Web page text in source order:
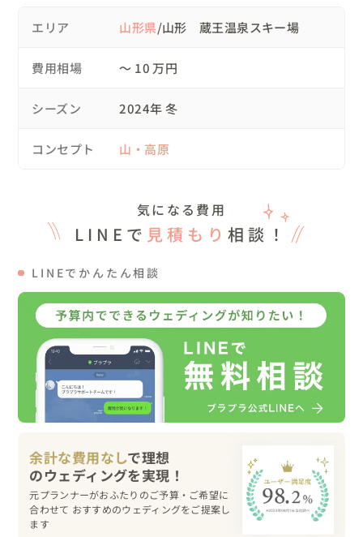
10:00　撮影開始　（ゲレンデ脇、霧氷の中、スノーボー
11:00　ロープウェイ山頂線にて山頂に移動
12:30　撮影終了　みんなで食事をして解散
天気/晴れ　気温/-３℃〜-８℃　風速/約４m
この日はとても天気が良く本当に最高です。
新郎新婦様も奇跡の天気に大喜びでテンション高めです
（笑）
リフトチケットを購入しロープウェイ乗車の為並びます。
冬の蔵王はインバウンドのお客様が大変多くいらっしゃい
ますので時間には要注意です。
樹氷高原駅に到着後レストランにてお着替えを済ませいざ
撮影開始。
雪山での撮影ということもあり新婦様の友人も同行しアシ
エリア 山形県/山形 蔵王温泉スキー場
費用相場 〜 10 万円
シーズン 2024年 冬
コンセプト 山・高原
気になる費用
LINEで 見積もり 相談！
LINEでかんたん相談
余計な費用なしで理想
元プランナーがおふたりのご予算・ご希望に
合わせて おすすめのウェディングをご提案し
ます